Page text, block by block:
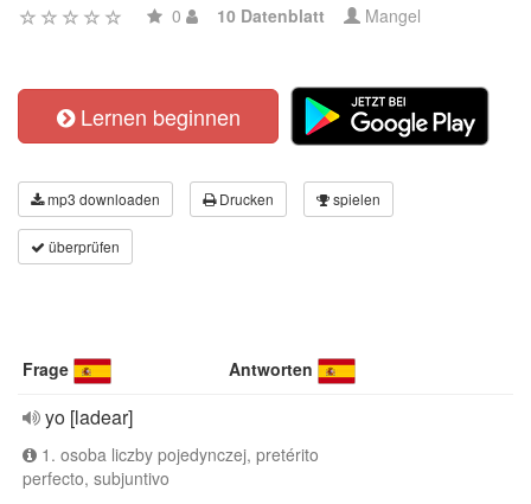
0 10 Datenblatt Mangel
Lernen beginnen
mp3 downloaden Drucken spielen
überprüfen
Frage Antworten
yo [ladear]
1. osoba liczby pojedynczej, pretérito
perfecto, subjuntivo